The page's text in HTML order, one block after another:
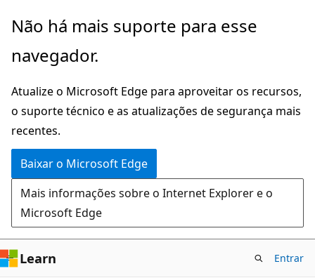
Pular
o
principal
Não há mais suporte para esse
navegador.
Atualize o Microsoft Edge para aproveitar os recursos,
o suporte técnico e as atualizações de segurança mais
recentes.
Baixar o Microsoft Edge
Mais informações sobre o Internet Explorer e o
Microsoft Edge
Learn Entrar